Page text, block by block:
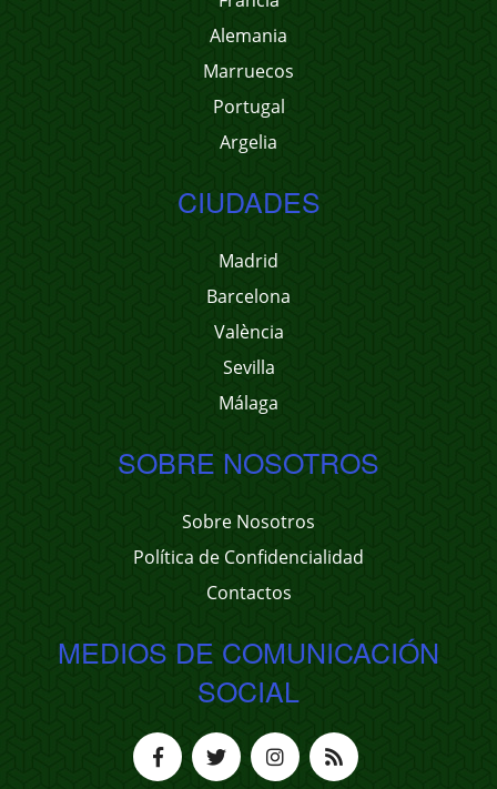
Alemania
Marruecos
Portugal
Argelia
CIUDADES
Madrid
Barcelona
València
Sevilla
Málaga
SOBRE NOSOTROS
Sobre Nosotros
Política de Confidencialidad
Contactos
MEDIOS DE COMUNICACIÓN
SOCIAL